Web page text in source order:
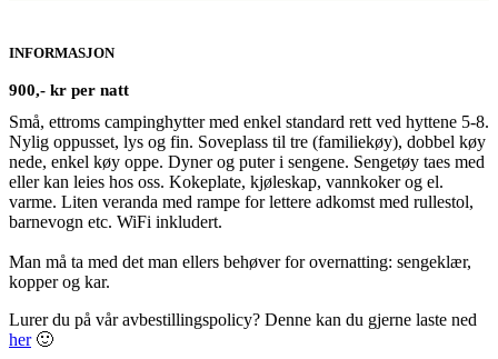
INFORMASJON
900,- kr per natt
Små, ettroms campinghytter med enkel standard rett ved hyttene 5-8.
Nylig oppusset, lys og fin. Soveplass til tre (familiekøy), dobbel køy
nede, enkel køy oppe. Dyner og puter i sengene. Sengetøy taes med
eller kan leies hos oss. Kokeplate, kjøleskap, vannkoker og el.
varme. Liten veranda med rampe for lettere adkomst med rullestol,
barnevogn etc. WiFi inkludert.
Man må ta med det man ellers behøver for overnatting: sengeklær,
kopper og kar.
Lurer du på vår avbestillingspolicy? Denne kan du gjerne laste ned
her🙂